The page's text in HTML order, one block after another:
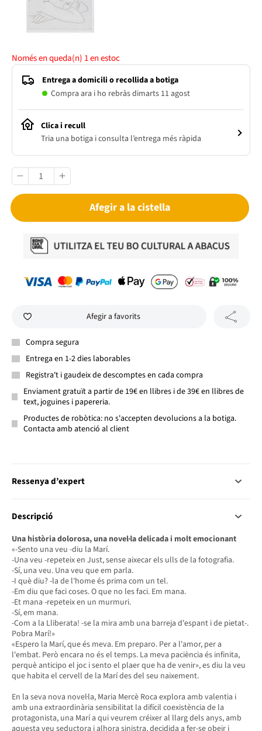
Només en queda(n) 1en estoc
Entrega a domicili o recollida a botiga
Compra ara i ho rebràs dimarts 11 agost
Clica i recull
Tria una botiga i consulta l’entrega més ràpida
Afegir a la cistella
Afegir a favorits
Compra segura
Entrega en 1-2 dies laborables
Registra't i gaudeix de descomptes en cada compra
Enviament gratuït a partir de 19€ en llibres i de 39€ en llibres de
text, joguines i papereria.
Productes de robòtica: no s'accepten devolucions a la botiga.
Contacta amb atenció al client
Ressenya d’expert
Descripció
Una història dolorosa, una novel·la delicada i molt emocionant
«-Sento una veu -diu la Marí.
-Una veu -repeteix en Just, sense aixecar els ulls de la fotografia.
-Sí, una veu. Una veu que em parla.
-I què diu? -la de l'home és prima com un tel.
-Em diu que faci coses. O que no les faci. Em mana.
-Et mana -repeteix en un murmuri.
-Sí, em mana.
-Com a la Lliberata! -se la mira amb una barreja d'espant i de pietat-.
Pobra Marí!»
«Espero la Marí, que és meva. Em preparo. Per a l'amor, per a
l'embat. Però encara no és el temps. La meva paciència és infinita,
perquè anticipo el joc i sento el plaer que ha de venir», es diu la veu
que habita el cervell de la Marí des del seu naixement.
En la seva nova novel·la, Maria Mercè Roca explora amb valentia i
amb una extraordinària sensibilitat la difícil coexistència de la
protagonista, una Marí a qui veurem créixer al llarg dels anys, amb
aquesta veu seductora i alhora sinistra, decidida a fer-se obeir i